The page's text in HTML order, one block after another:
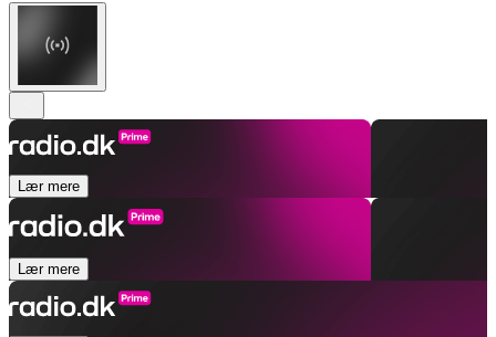
Lær mere
Lær mere